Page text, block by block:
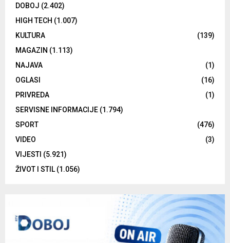
DOBOJ (2.402)
HIGH TECH (1.007)
KULTURA
(139)
MAGAZIN (1.113)
NAJAVA
(1)
OGLASI
(16)
PRIVREDA
(1)
SERVISNE INFORMACIJE (1.794)
SPORT
(476)
VIDEO
(3)
VIJESTI (5.921)
ŽIVOT I STIL (1.056)